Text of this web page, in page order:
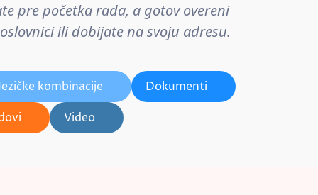
pre početka rada, a gotov overeni
ili dobijate na svoju adresu.
kombinacije
Dokumenti
Video